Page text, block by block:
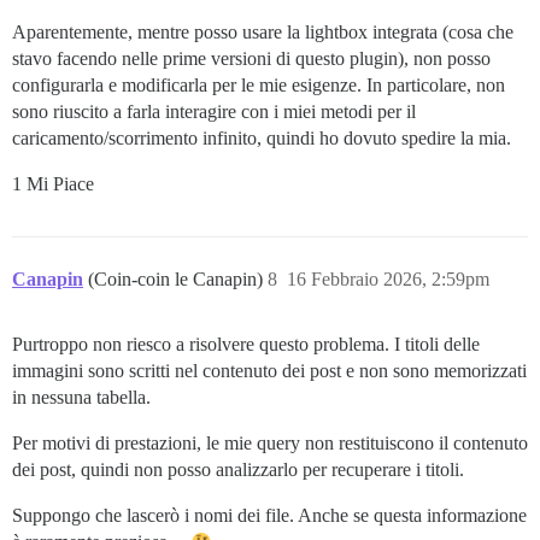
Aparentemente, mentre posso usare la lightbox integrata (cosa che
stavo facendo nelle prime versioni di questo plugin), non posso
configurarla e modificarla per le mie esigenze. In particolare, non
sono riuscito a farla interagire con i miei metodi per il
caricamento/scorrimento infinito, quindi ho dovuto spedire la mia.
1 Mi Piace
Canapin (Coin-coin le Canapin) 16 Febbraio 2026, 2:59pm
8
Purtroppo non riesco a risolvere questo problema. I titoli delle
immagini sono scritti nel contenuto dei post e non sono memorizzati
in nessuna tabella.
Per motivi di prestazioni, le mie query non restituiscono il contenuto
dei post, quindi non posso analizzarlo per recuperare i titoli.
Suppongo che lascerò i nomi dei file. Anche se questa informazione